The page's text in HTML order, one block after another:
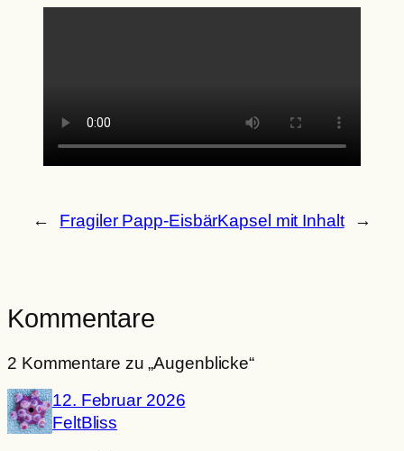
← Fragiler Papp-EisbärKapsel mit Inhalt →
Kommentare
2 Kommentare zu „Augenblicke“
12. Februar 2026
FeltBliss